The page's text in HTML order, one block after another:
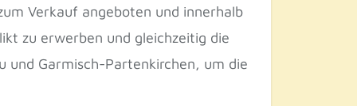
Verkauf angeboten und innerhalb
zu erwerben und gleichzeitig die
und Garmisch-Partenkirchen, um die